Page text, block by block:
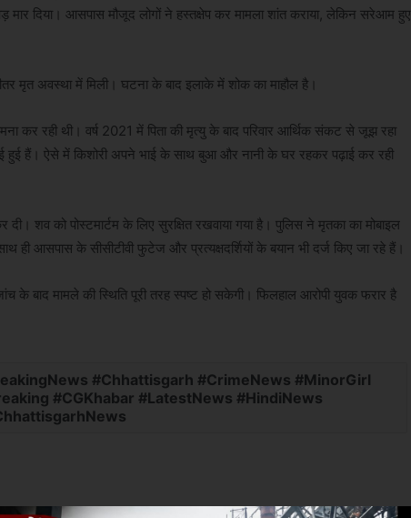
दिया। आसपास मौजूद लोगों ने हस्तक्षेप कर मामला शांत कराया, लेकिन सरेआम हुए
मृत अवस्था में मिली। घटना के बाद इलाके में शोक का माहौल है।
कर रही थी। वर्ष 2021 में पिता की मृत्यु के बाद परिवार आर्थिक संकट से जूझ रहा
हुई हैं। ऐसे में किशोरी अपने भाई के साथ बुआ और नानी के घर रहकर पढ़ाई कर रही
शव को पोस्टमार्टम के लिए सुरक्षित रखवाया गया है। पुलिस ने मृतका का मोबाइल
आसपास के सीसीटीवी फुटेज और प्रत्यक्षदर्शियों के बयान भी दर्ज किए जा रहे हैं।
के बाद मामले की स्थिति पूरी तरह स्पष्ट हो सकेगी। फिलहाल आरोपी युवक फरार है
#Chhattisgarh #CrimeNews #MinorGirl
#CGKhabar #LatestNews #HindiNews